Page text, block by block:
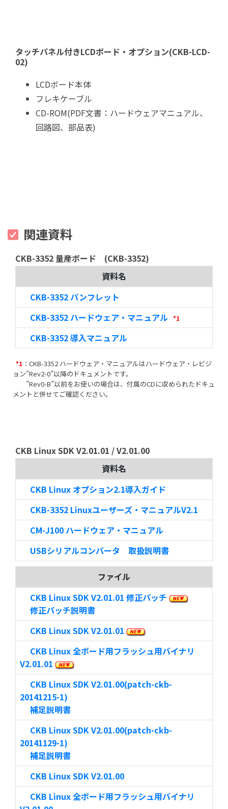
タッチパネル付きLCDボード・オプション(CKB-LCD-
02)
LCDボード本体
フレキケーブル
CD-ROM(PDF文書：ハードウェアマニュアル、
回路図、部品表)
関連資料
CKB-3352 量産ボード (CKB-3352)
資料名
CKB-3352 パンフレット
CKB-3352 ハードウェア・マニュアル
*1
CKB-3352 導入マニュアル
*1 ：CKB-3352 ハードウェア・マニュアルはハードウェア・レビジ
ョン”Rev2-0”以降のドキュメントです。
”Rev0-B”以前をお使いの場合は、付属のCDに収められたドキュ
メントと併せてご確認ください。
CKB Linux SDK V2.01.01 / V2.01.00
資料名
CKB Linux オプション2.1導入ガイド
CKB-3352 Linuxユーザーズ・マニュアルV2.1
CM-J100 ハードウェア・マニュアル
USBシリアルコンバータ 取扱説明書
ファイル
CKB Linux SDK V2.01.01 修正パッチ
修正パッチ説明書
CKB Linux SDK V2.01.01
CKB Linux 全ボード用フラッシュ用バイナリ
V2.01.01
CKB Linux SDK V2.01.00(patch-ckb-
20141215-1)
補足説明書
CKB Linux SDK V2.01.00(patch-ckb-
20141129-1)
補足説明書
CKB Linux SDK V2.01.00
CKB Linux 全ボード用フラッシュ用バイナリ